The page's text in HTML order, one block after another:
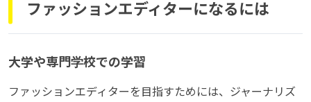
ファッションエディターになるには
大学や専門学校での学習
ファッションエディターを目指すためには、ジャーナリズ